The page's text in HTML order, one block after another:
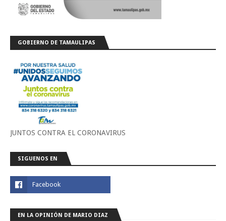
GOBIERNO DE TAMAULIPAS
JUNTOS CONTRA EL CORONAVIRUS
SIGUENOS EN
EN LA OPINIÓN DE MARIO DIAZ